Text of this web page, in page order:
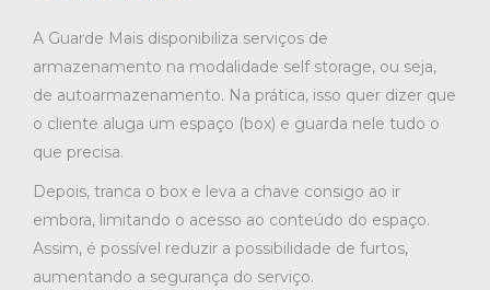
A Guarde Mais disponibiliza serviços de
armazenamento na modalidade self storage, ou seja,
de autoarmazenamento. Na prática, isso quer dizer que
o cliente aluga um espaço (box) e guarda nele tudo o
que precisa.
Depois, tranca o box e leva a chave consigo ao ir
embora, limitando o acesso ao conteúdo do espaço.
Assim, é possível reduzir a possibilidade de furtos,
aumentando a segurança do serviço.